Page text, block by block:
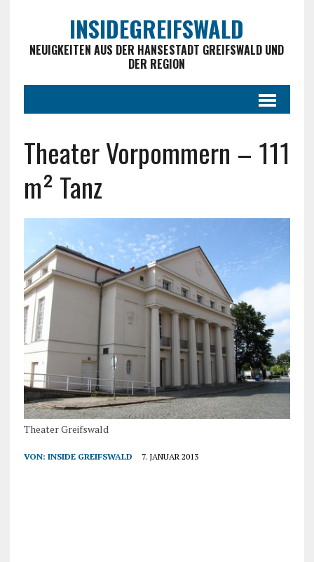
INSIDEGREIFSWALD
NEUIGKEITEN AUS DER HANSESTADT GREIFSWALD UND
DER REGION
Theater Vorpommern – 111
m² Tanz
Theater Greifswald
VON: INSIDE GREIFSWALD 7. JANUAR 2013